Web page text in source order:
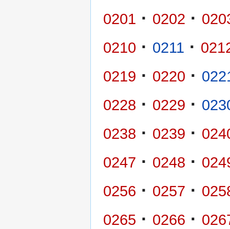
0201 · 0202 ·
0210 · 0211 ·
0219 · 0220 ·
0228 · 0229 ·
0238 · 0239 ·
0247 · 0248 ·
0256 · 0257 ·
0265 · 0266 ·